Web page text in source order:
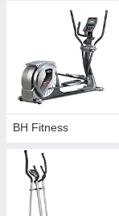
Отличной
перечисленных
эллипсоид
тренировок, так
работы.
Самым
Купить
информации на
легко изменять
уточнить,
скидкой, ведь
BH Fitness